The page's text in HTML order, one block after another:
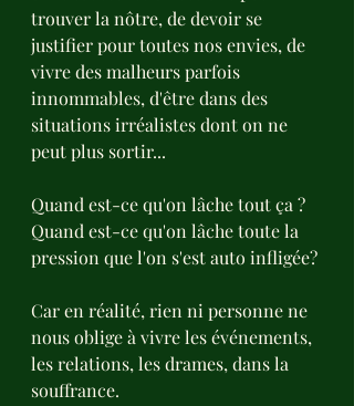
trouver la nôtre, de devoir se
justifier pour toutes nos envies, de
vivre des malheurs parfois
innommables, d'être dans des
situations irréalistes dont on ne
peut plus sortir...
Quand est-ce qu'on lâche tout ça ?
Quand est-ce qu'on lâche toute la
pression que l'on s'est auto infligée?
Car en réalité, rien ni personne ne
nous oblige à vivre les événements,
les relations, les drames, dans la
souffrance.